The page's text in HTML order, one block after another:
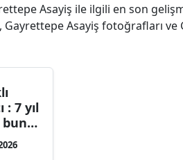
Asayiş ile ilgili en son
Asayiş fotoğrafları
7 yıl
bunu